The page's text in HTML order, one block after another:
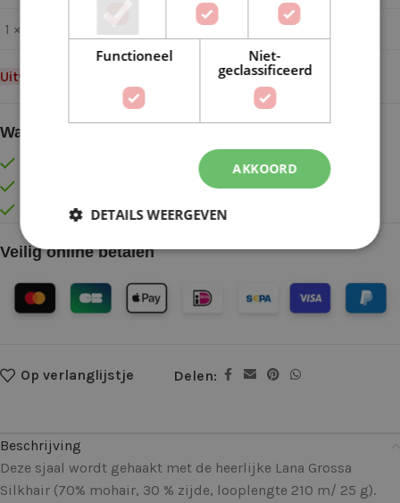
1 × Patroon doek silkhair (download)
Uitverkocht
Waarom kopen bij de Wolkast?
Lage verzendkosten vanaf € 4,99 binnen NL
Gratis verzonden vanaf €55,-
Vóór 16:30 besteld = Zelfde (werk)dag verzonden
Veilig online betalen
Op verlanglijstje Delen:
Beschrijving
Deze sjaal wordt gehaakt met de heerlijke Lana Grossa
Silkhair (70% mohair, 30 % zijde, looplengte 210 m/ 25 g).
Functioneel
Niet-
geclassificeerd
AKKOORD
DETAILS WEERGEVEN